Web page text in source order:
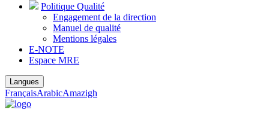
Politique Qualité
Engagement de la direction
Manuel de qualité
Mentions légales
E-NOTE
Espace MRE
Langues
FrançaisArabicAmazigh